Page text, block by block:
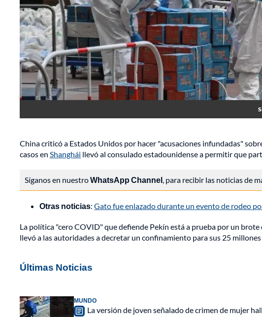
China criticó a Estados Unidos por hacer "acusaciones infundadas"
casos en Shanghái llevó al consulado estadounidense a permitir que
Síganos en nuestroWhatsApp Channel, para recibir las noticias de
Otras noticias: Gato fue enlazado durante un evento de rodeo
La política "cero COVID" que defiende Pekín está a prueba por un brote
llevó a las autoridades a decretar un confinamiento para sus 25
Últimas Noticias
MUNDO
La versión de joven señalado de crimen de mujer